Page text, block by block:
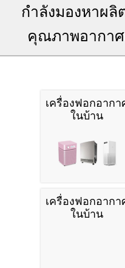
กำลังมองหาผ
คุณภาพอากาศ
เครื่องฟอกอากา
ในบ้าน
เครื่องฟอกอากา
ในบ้าน